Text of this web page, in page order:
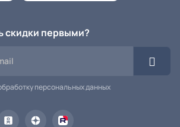
скидки первыми?
персональных данных